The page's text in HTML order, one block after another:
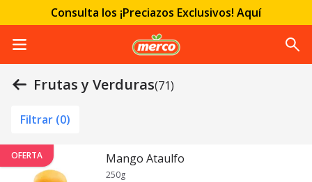
Consulta los ¡Preciazos Exclusivos! Aquí
Frutas y Verduras(71)
Filtrar (0)
OFERTA Mango Ataulfo
250g